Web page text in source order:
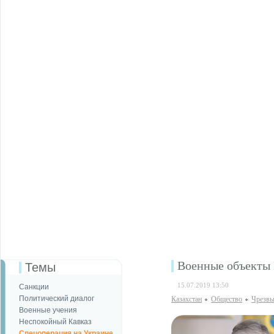
Темы
Санкции
Политический диалог
Военные учения
Неспокойный Кавказ
Военные объекты
15.07.2019 13:50
Казахстан Общество